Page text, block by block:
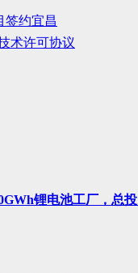
签约宜昌
术许可协议
锂电池工厂，总投